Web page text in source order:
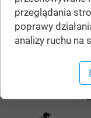
przeglądania
poprawy
analizy ruchu na